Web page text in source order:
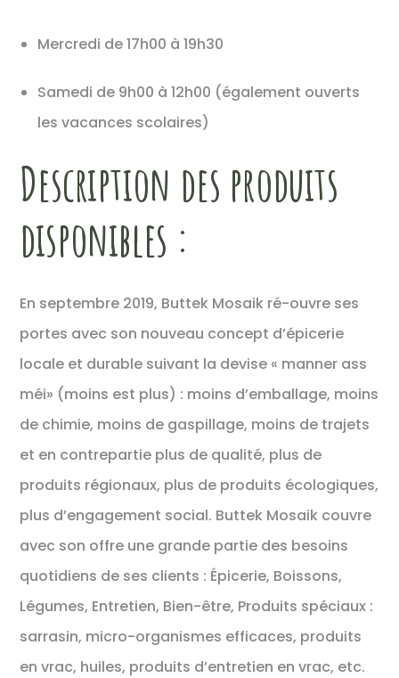
Mercredi de 17h00 à 19h30
Samedi de 9h00 à 12h00 (également ouverts
les vacances scolaires)
Description des produits
disponibles :
En septembre 2019, Buttek Mosaik ré-ouvre ses
portes avec son nouveau concept d’épicerie
locale et durable suivant la devise « manner ass
méi» (moins est plus) : moins d’emballage, moins
de chimie, moins de gaspillage, moins de trajets
et en contrepartie plus de qualité, plus de
produits régionaux, plus de produits écologiques,
plus d’engagement social. Buttek Mosaik couvre
avec son offre une grande partie des besoins
quotidiens de ses clients : Épicerie, Boissons,
Légumes, Entretien, Bien-être, Produits spéciaux :
sarrasin, micro-organismes efficaces, produits
en vrac, huiles, produits d’entretien en vrac, etc.